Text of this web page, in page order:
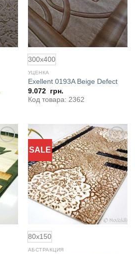
Текущая
300x400
УЦЕНКА
Exellent 0193A Beige Defect
9.072 грн.
Код товара: 2362
SALE
Добавить
в
избранное
80x150
АБСТРАКЦИЯ